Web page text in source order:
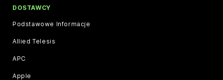
DOSTAWCY
Podstawowe Informacje
Allied Telesis
APC
Apple